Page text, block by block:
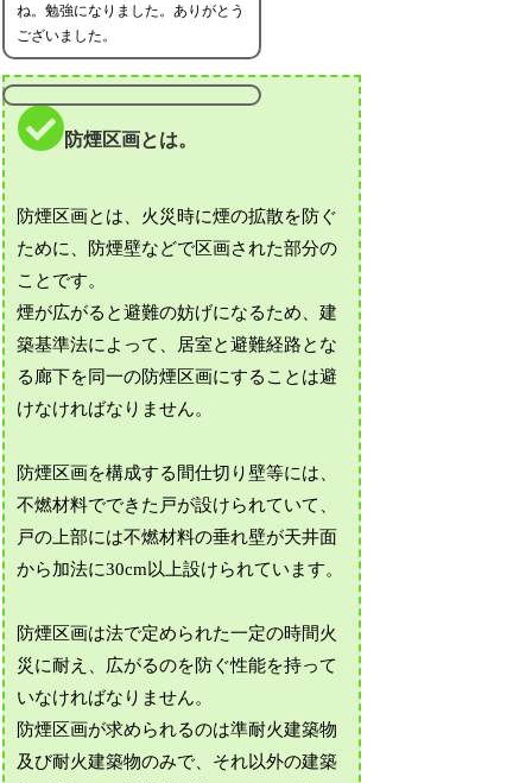
ね。勉強になりました。ありがとう
ございました。
防煙区画とは。
防煙区画とは、火災時に煙の拡散を防ぐ
ために、防煙壁などで区画された部分の
ことです。
煙が広がると避難の妨げになるため、建
築基準法によって、居室と避難経路とな
る廊下を同一の防煙区画にすることは避
けなければなりません。
防煙区画を構成する間仕切り壁等には、
不燃材料でできた戸が設けられていて、
戸の上部には不燃材料の垂れ壁が天井面
から加法に30cm以上設けられています。
防煙区画は法で定められた一定の時間火
災に耐え、広がるのを防ぐ性能を持って
いなければなりません。
防煙区画が求められるのは準耐火建築物
及び耐火建築物のみで、それ以外の建築